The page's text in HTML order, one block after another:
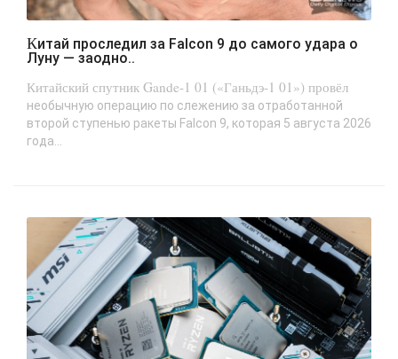
Китай проследил за Falcon 9 до самого удара о
Луну — заодно..
Китайский спутник Gande-1 01 («Ганьдэ-1 01») провёл
необычную операцию по слежению за отработанной
второй ступенью ракеты Falcon 9, которая 5 августа 2026
года...